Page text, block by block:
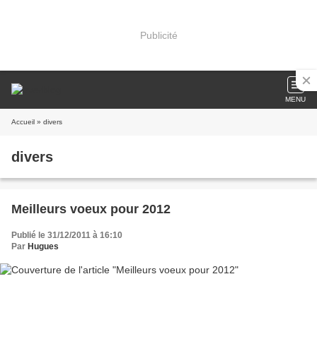
Publicité
MENU
Accueil » divers
divers
Meilleurs voeux pour 2012
Publié le 31/12/2011 à 16:10
Par Hugues